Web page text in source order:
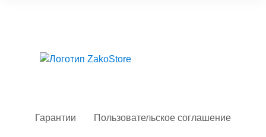
Гарантии Пользовательское соглашение